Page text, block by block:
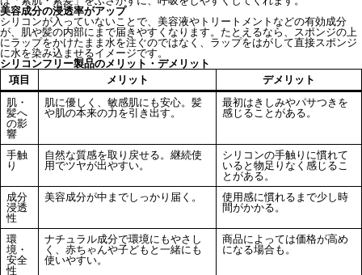
美容成分の浸透率がアップ
シリコンが入っていないことで、美容液やトリートメントなどの有効成分
が、肌や髪の内部にまで届きやすくなります。たとえるなら、スポンジの上
にラップをかけたまま水を注ぐのではなく、ラップをはがして直接スポンジ
に水を染み込ませるイメージです。
シリコンフリー製品のメリット・デメリット
項目
メリット
デメリット
肌・
髪へ
の影
響
肌に優しく、敏感肌にも安心。髪
や肌の本来の力を引き出す。
最初はきしみやパサつきを
感じることがある。
手触
り
自然な質感を取り戻せる。継続使
用でツヤが出やすい。
シリコンの手触りに慣れて
いると物足りなく感じるこ
とがある。
成分
浸透
性
美容成分が中までしっかり届く。
使用感に慣れるまで少し時
間がかかる。
環
境・
安全
性
ナチュラル成分で環境にもやさし
く、赤ちゃんや子どもと一緒にも
使いやすい。
商品によっては価格が高め
になる場合も。